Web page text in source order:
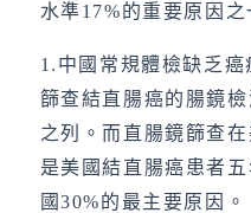
水準17%的重要原因之
1.中國常規體檢缺乏癌
篩查結直腸癌的腸鏡
之列。而直腸鏡篩查
是美國結直腸癌患者
國30%的最主要原因。